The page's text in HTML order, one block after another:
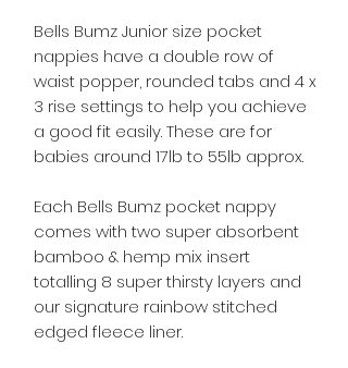
Bells Bumz Junior size pocket
nappies have a double row of
waist popper, rounded tabs and 4 x
3 rise settings to help you achieve
a good fit easily. These are for
babies around 17lb to 55lb approx.
Each Bells Bumz pocket nappy
comes with two super absorbent
bamboo & hemp mix insert
totalling 8 super thirsty layers and
our signature rainbow stitched
edged fleece liner.